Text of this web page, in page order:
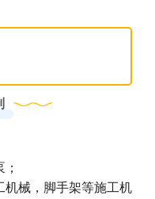
械，脚手架等施工机